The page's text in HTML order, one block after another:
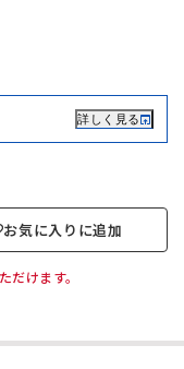
詳しく見る
お気に入りに追加
だけます。